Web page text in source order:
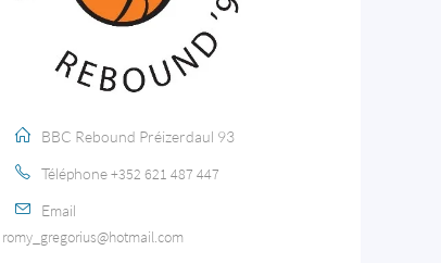
BBC Rebound Préizerdaul 93
Téléphone+352 621 487 447
Email
romy_gregorius@hotmail.com